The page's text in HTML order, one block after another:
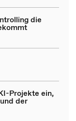
die
Projekte ein,
der